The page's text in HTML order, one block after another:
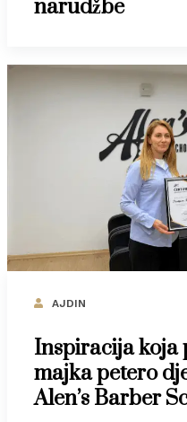
narudžbe
AJDIN
Inspiracija koja
majka petero
Alen’s Barber